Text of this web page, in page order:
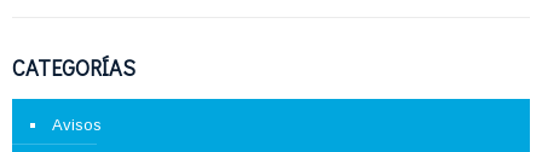
CATEGORÍAS
Avisos